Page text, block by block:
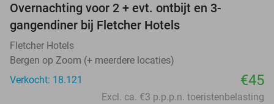
Overnachting voor 2 + evt. ontbijt en 3-
gangendiner bij Fletcher Hotels
Fletcher Hotels
Bergen op Zoom (+ meerdere locaties)
Verkocht: 18.121
€45
Excl. ca. €3 p.p.p.n. toeristenbelasting